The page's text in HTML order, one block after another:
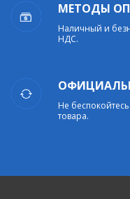
МЕТОДЫ
Наличный и
НДС.
Не
товара.